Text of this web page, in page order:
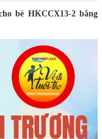
bé HKCCX13-2 bằng